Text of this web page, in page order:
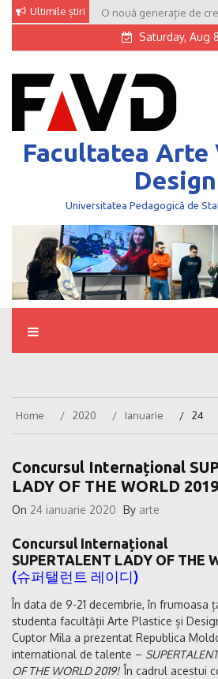
Skip
Ultimile știri O nouă generație de
Saturday, Aug
Facultatea Arte
Design
Universitatea Pedagogică de
Home 2020 Ianuarie 24
Concursul Internațional
LADY OF THE WORLD 2019
On 24 ianuarie 2020 By arte
Concursul Internațional
SUPERTALENT LADY OF THE
(슈퍼탤런트 레이디)
În data de 9-21 decembrie, în frumoasa
studenta facultății Arte Plastice și
Cuptor Mila a prezentat Republica
international de talente –
OF THE WORLD 2019!În cadrul acestui